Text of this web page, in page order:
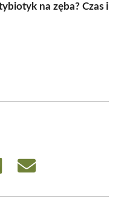
na zęba? Czas i
Share